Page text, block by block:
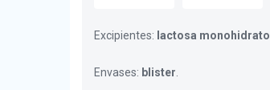
Excipientes: lactosa monohidrato
Envases: blister